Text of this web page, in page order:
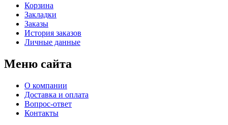
Корзина
Закладки
Заказы
История заказов
Личные данные
Меню сайта
О компании
Доставка и оплата
Вопрос-ответ
Контакты